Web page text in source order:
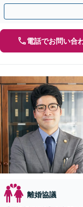
指します【女性弁護士・男
電話でお問い合
離婚協議